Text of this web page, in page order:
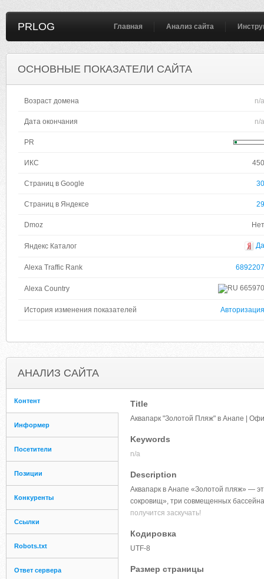
PRLOG Главная Анализ сайта
ОСНОВНЫЕ ПОКАЗАТЕЛИ САЙТА
Возраст домена n/a
Дата окончания n/a
PR
ИКС 450
Страниц в Google 30
Страниц в Яндексе 29
Dmoz Нет
Яндекс Каталог Да
Alexa Traffic Rank 6892207
Alexa Country 665970
История изменения показателей Авторизация
АНАЛИЗ САЙТА
Контент
Информер
Посетители
Позиции
Конкуренты
Ссылки
Robots.txt
Ответ сервера
Title
Аквапарк "Золотой Пляж" в Анапе |
Keywords
n/a
Description
Аквапарк в Анапе «Золотой пляж» —
сокровищ», три совмещенных
получится заскучать!
Кодировка
UTF-8
Размер страницы